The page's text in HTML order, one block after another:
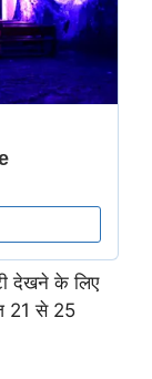
देखने के लिए
21 से 25